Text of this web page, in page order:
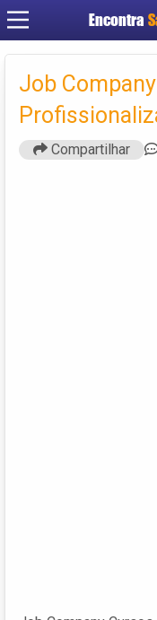
Encontra
Job
Compartilhar